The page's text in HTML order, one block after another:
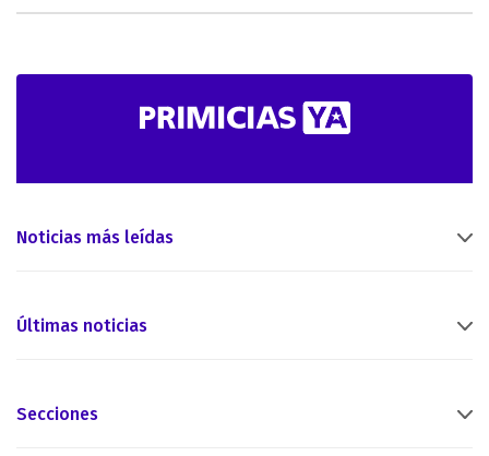
Noticias más leídas
Últimas noticias
Secciones